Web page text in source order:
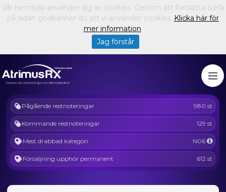
Pågående restnoteringar 980 st
Kommande restnoteringar 129 st
Mest drabbad kategori N06
Försäljning upphör permanent 612 st
Vår hemsida använder sig av cookies. Genom att fortsätta surfa
på sidan godkänner du att vi använder cookies. Klicka här för
mer information.
Jag förstår